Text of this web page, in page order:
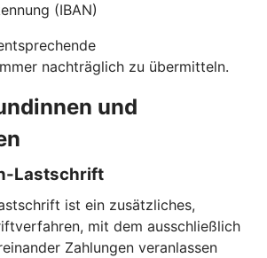
(IBAN)
nachträglich zu übermitteln.
und
Lastschrift
ist ein zusätzliches,
mit dem ausschließlich
Zahlungen veranlassen